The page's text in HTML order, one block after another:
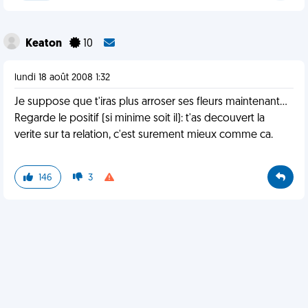
Keaton 10
lundi 18 août 2008 1:32
Je suppose que t'iras plus arroser ses fleurs maintenant...
Regarde le positif (si minime soit il): t'as decouvert la
verite sur ta relation, c'est surement mieux comme ca.
146 3